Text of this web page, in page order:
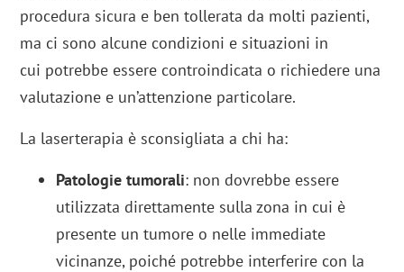
procedura sicura e ben tollerata da molti pazienti,
ma ci sono alcune condizioni e situazioni in
cui potrebbe essere controindicata o richiedere una
valutazione e un’attenzione particolare.
La laserterapia è sconsigliata a chi ha:
Patologie tumorali: non dovrebbe essere
utilizzata direttamente sulla zona in cui è
presente un tumore o nelle immediate
vicinanze, poiché potrebbe interferire con la